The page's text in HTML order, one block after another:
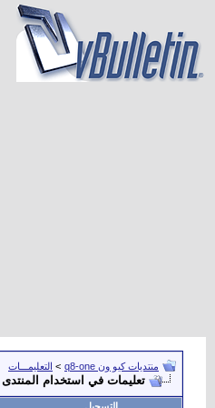
منتديات كيو ون q8-one > التعليمـــات
تعليمات في استخدام المنتدى